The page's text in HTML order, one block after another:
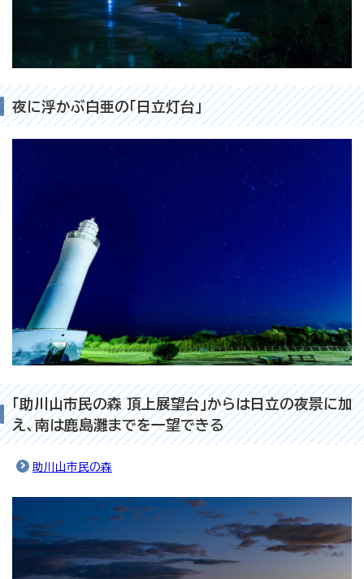
夜に浮かぶ白亜の「日立灯台」
「助川山市民の森 頂上展望台」からは日立の夜景に加
え、南は鹿島灘までを一望できる
助川山市民の森